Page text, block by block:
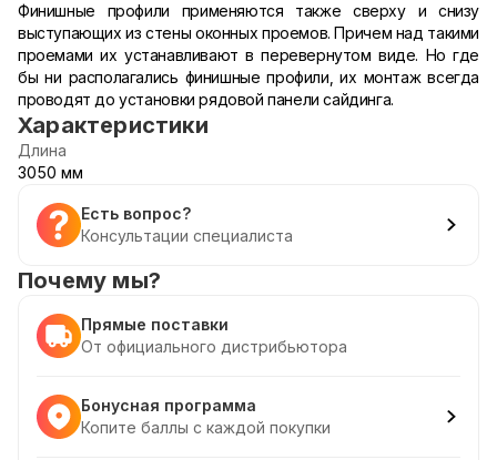
Финишные профили применяются также сверху и снизу
выступающих из стены оконных проемов. Причем над такими
проемами их устанавливают в перевернутом виде. Но где
бы ни располагались финишные профили, их монтаж всегда
проводят до установки рядовой панели сайдинга.
Характеристики
Длина
3050 мм
Есть вопрос?
Консультации специалиста
Почему мы?
Прямые поставки
От официального дистрибьютора
Бонусная программа
Копите баллы с каждой покупки